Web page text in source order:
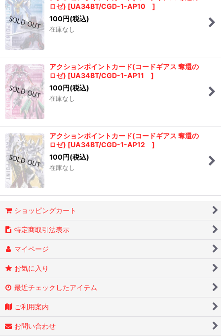
ロゼ) [UA34BT/CGD-1-AP10 ]
100円(税込)
在庫なし
アクションポイントカード(コードギアス 奪還の
ロゼ) [UA34BT/CGD-1-AP11 ]
100円(税込)
在庫なし
アクションポイントカード(コードギアス 奪還の
ロゼ) [UA34BT/CGD-1-AP12 ]
100円(税込)
在庫なし
ショッピングカート
特定商取引法表示
マイページ
お気に入り
最近チェックしたアイテム
ご利用案内
お問い合わせ